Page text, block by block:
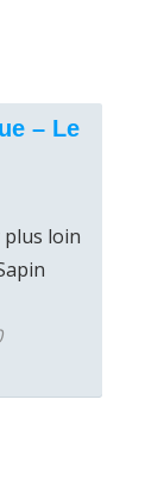
– Le
plus loin